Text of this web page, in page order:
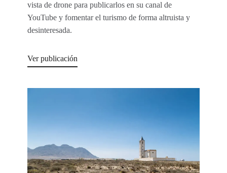
vista de drone para publicarlos en su canal de
YouTube y fomentar el turismo de forma altruista y
desinteresada.
Ver publicación